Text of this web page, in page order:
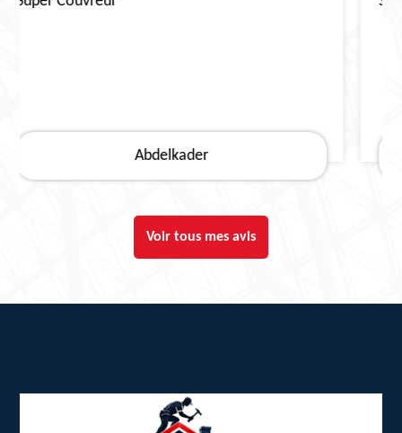
Stephane, Lannoy
Voir tous mes avis